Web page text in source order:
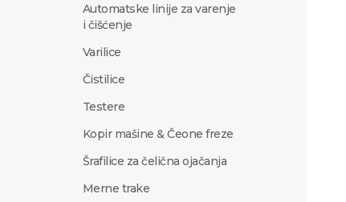
Automatske linije za varenje
i čišćenje
Varilice
Čistilice
Testere
Kopir mašine & Čeone freze
Šrafilice za čelična ojačanja
Merne trake